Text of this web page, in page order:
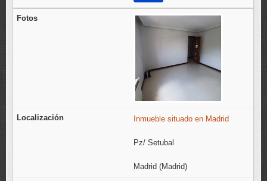
Inmueble situado en Madrid
Pz/ Setubal
Madrid (Madrid)